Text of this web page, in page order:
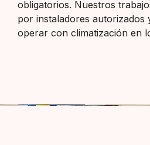
obligatorios. Nuestros
por instaladores autorizados
operar con climatización en